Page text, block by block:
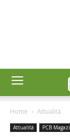
Home Attualità
Attualità PCB